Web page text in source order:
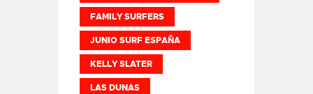
FAMILY SURFERS
JUNIO SURF ESPAÑA
KELLY SLATER
LAS DUNAS